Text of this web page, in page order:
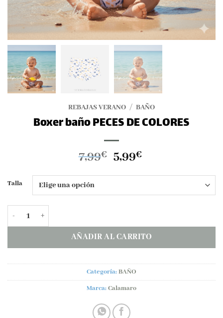
REBAJAS VERANO / BAÑO
Boxer baño PECES DE COLORES
7,99€ El
era:
5,99€El
es:
Talla
AÑADIR AL CARRITO
Categoría:BAÑO
Marca:Calamaro